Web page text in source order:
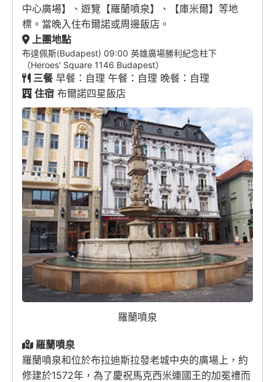
中心廣場】、遊覽【羅蘭噴泉】、【庫米爾】等地
標。當晚入住布爾諾或周邊飯店。
上團地點
布達佩斯(Budapest) 09:00 英雄廣場勝利紀念柱下
（Heroes' Square 1146 Budapest）
三餐早餐：自理 午餐：自理 晚餐：自理
住宿 布爾諾四星飯店
羅蘭噴泉
羅蘭噴泉
羅蘭噴泉和位於布拉迪斯拉發老城中央的廣場上，約
修建於1572年，為了慶祝馬克西米連國王的加冕禮而